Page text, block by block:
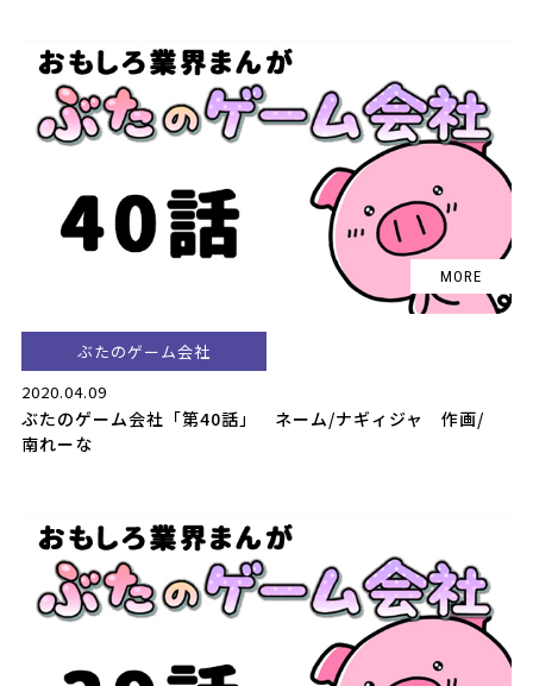
ぶたのゲーム会社
2020.04.09
ぶたのゲーム会社「第40話」 ネーム/ナギィジャ 作画/
南れーな